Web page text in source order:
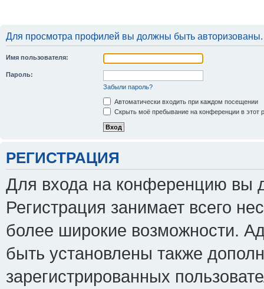
Для просмотра профилей вы должны быть авторизованы.
Имя пользователя:
Пароль:
Забыли пароль?
Автоматически входить при каждом посещении
Скрыть моё пребывание на конференции в этот
РЕГИСТРАЦИЯ
Для входа на конференцию вы
Регистрация занимает всего
более широкие возможности.
быть установлены также
зарегистрированных